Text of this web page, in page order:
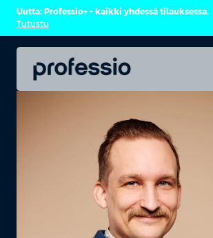
Uutta: Professio+ – kaikki yhdessä tilauksessa.
Tutustu